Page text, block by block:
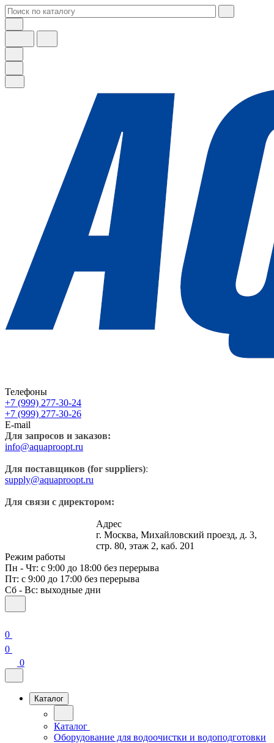
Телефоны
+7 (999) 277-30-24
+7 (999) 277-30-26
E-mail
Для запросов и заказов:
info@aquaproopt.ru
Для поставщиков (for suppliers):
supply@aquaproopt.ru
Для связи с директором:
Адрес
г. Москва, Михайловский проезд, д. 3,
стр. 80, этаж 2, каб. 201
Режим работы
Пн - Чт: с 9:00 до 18:00 без перерыва
Пт: с 9:00 до 17:00 без перерыва
Сб - Вс: выходные дни
0
0
0
Каталог
Каталог
Оборудование для водоочистки и водоподготовки